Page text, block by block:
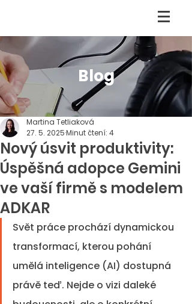
Blog
Nový úsvit produktivity:
Úspěšná adopce Gemini
ve vaší firmě s modelem
ADKAR
Martina Tetliaková
27. 5. 2025Minut čtení: 4
Svět práce prochází dynamickou
transformací, kterou pohání
umělá inteligence (AI) dostupná
právě teď. Nejde o vizi daleké